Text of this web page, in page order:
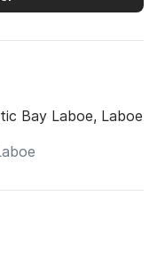
Bay Laboe, Laboe